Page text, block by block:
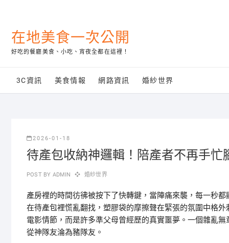
content在地美食一次公開
好吃的餐廳美食、小吃、宵夜全都在這裡！
3C資訊 美食情報 網路資訊 婚紗世界
2026-01-18
待產包收納神邏輯！陪產者不再手
POST BY ADMIN 婚紗世界
產房裡的時間彷彿被按下了快轉鍵，當陣痛來襲，每一秒
在待產包裡慌亂翻找，塑膠袋的摩擦聲在緊張的氛圍中格
電影情節，而是許多準父母曾經歷的真實噩夢。一個雜亂
從神隊友淪為豬隊友。